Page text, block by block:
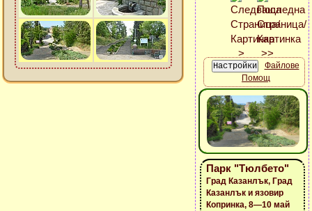
Файлове
Помощ
Парк "Тюлбето"
Град Казанлък, Град
Казанлък и язовир
Копринка, 8—10 май